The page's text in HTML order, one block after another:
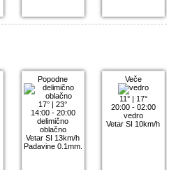
Popodne
17° |23°
14:00 - 20:00
delimično
oblačno
Vetar SI 13km/h
Padavine 0.1mm.
Veče
11°| 17°
20:00 - 02:00
vedro
Vetar SI 10km/h